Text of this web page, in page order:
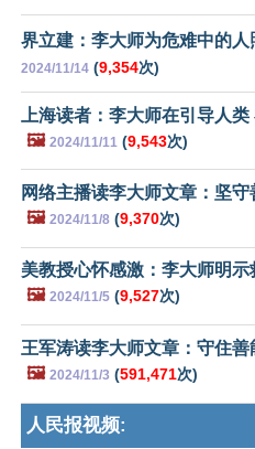
界立建：李大师为危难中的人
2024/11/14 (9,354次)
上海读者：李大师在引导人
🖼️ 2024/11/11 (9,543次)
网络主播读李大师文章：坚
🖼️ 2024/11/8 (9,370次)
美教授心怀感激：李大师明示
🖼️ 2024/11/5 (9,527次)
王军涛读李大师文章：守住善
🖼️ 2024/11/3 (591,471次)
人民报视频: